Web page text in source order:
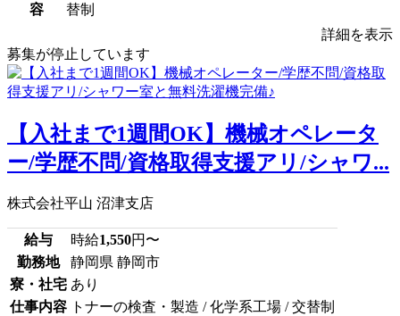
容
替制
詳細を表示
募集が停止しています
【入社まで1週間OK】機械オペレータ
ー/学歴不問/資格取得支援アリ/シャワ...
株式会社平山 沼津支店
給与 時給1,550円〜
勤務地
静岡県 静岡市
寮・社宅 あり
仕事内容 トナーの検査・製造 / 化学系工場 / 交替制